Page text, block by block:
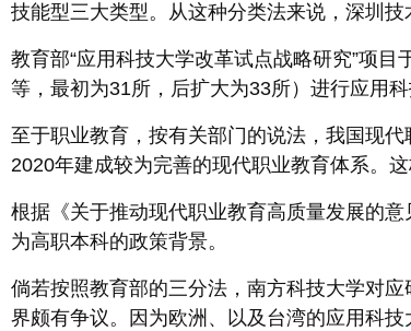
技能型三大类型。从这种分类法来说，深圳技
教育部“应用科技大学改革试点战略研究”项
等，最初为31所，后扩大为33所）进行应用
至于职业教育，按有关部门的说法，我国现
2020年建成较为完善的现代职业教育体系。
根据《关于推动现代职业教育高质量发展的
为高职本科的政策背景。
倘若按照教育部的三分法，南方科技大学对
界颇有争议。因为欧洲、以及台湾的应用科